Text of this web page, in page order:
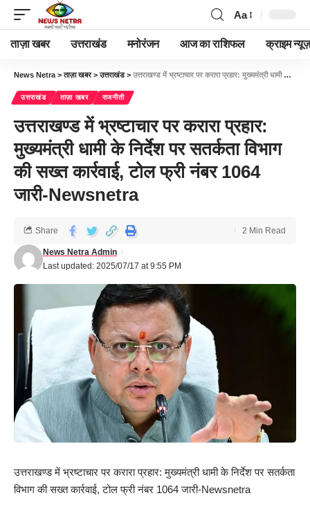
Aa
ताज़ा खबर उत्तराखंड मनोरंजन आज का राशिफल क्राइम न्यूज़
News Netra >ताज़ा खबर>उत्तराखंड> उत्तराखण्ड में भ्रष्टाचार पर करारा प्रहार: मुख्यमंत्री धामी के निर्देश पर सतर्कता विभाग की सख्त कार्रवाई, टोल फ्री नंबर 1064 जारी-Newsnetra
उत्तराखंड ताज़ा खबर राजनीती
उत्तराखण्ड में भ्रष्टाचार पर करारा प्रहार:
मुख्यमंत्री धामी के निर्देश पर सतर्कता विभाग
की सख्त कार्रवाई, टोल फ्री नंबर 1064
जारी-Newsnetra
Last updated: 2025/07/17 at 9:55 PM
News Netra Admin
Share 2 Min Read
उत्तराखण्ड में भ्रष्टाचार पर करारा प्रहार: मुख्यमंत्री धामी के निर्देश पर सतर्कता
विभाग की सख्त कार्रवाई, टोल फ्री नंबर 1064 जारी-Newsnetra